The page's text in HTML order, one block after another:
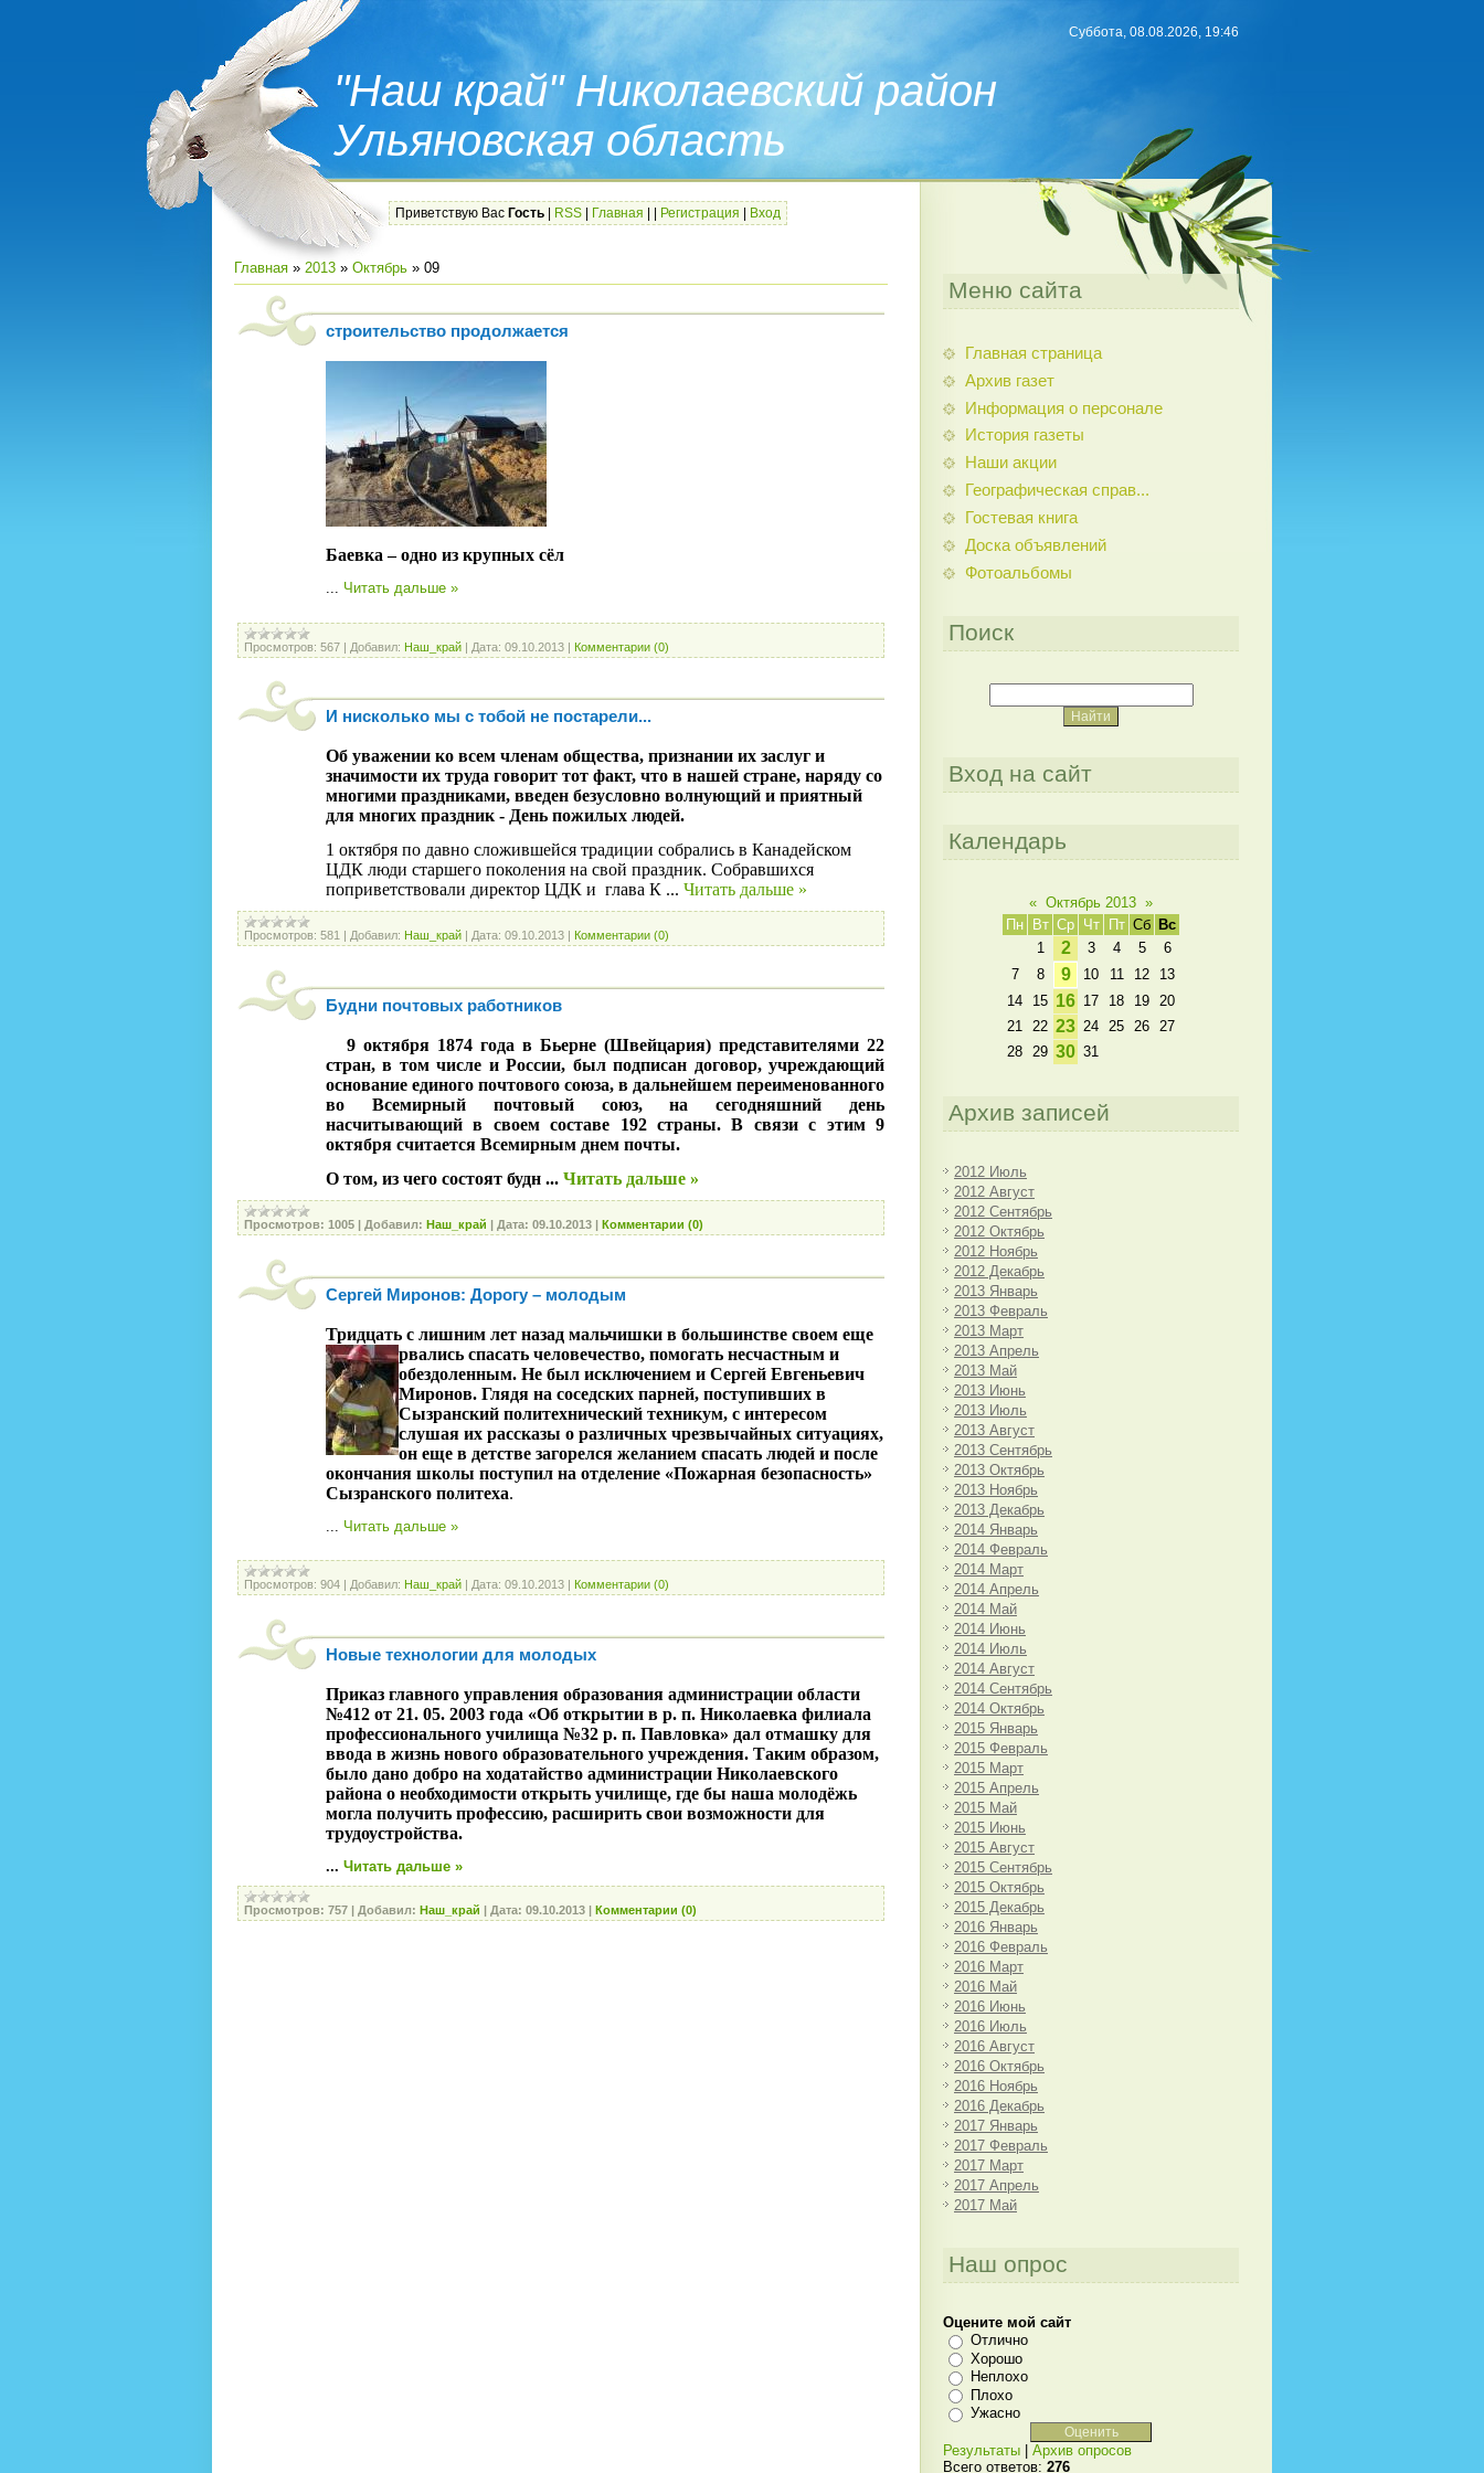
"Наш край" Николаевский район
Ульяновская область
Суббота, 08.08.2026, 19:46
Приветствую Вас Гость RSS Главная Регистрация Вход
Главная » 2013 » Октябрь » 09
строительство продолжается
Баевка – одно из крупных сёл
... Читать дальше »
Просмотров: 567 | Добавил: Наш_край | Дата: 09.10.2013 | Комментарии (0)
И нисколько мы с тобой не постарели...
Об уважении ко всем членам общества, признании их заслуг и
значимости их труда говорит тот факт, что в нашей стране, наряду со
многими праздниками, введен безусловно волнующий и приятный
для многих праздник - День пожилых людей.
1 октября по давно сложившейся традиции собрались в Канадейском
ЦДК люди старшего поколения на свой праздник. Собравшихся
поприветствовали директор ЦДК и глава К ... Читать дальше »
Просмотров: 581 | Добавил: Наш_край | Дата: 09.10.2013 | Комментарии (0)
Будни почтовых работников
9 октября 1874 года в Бьерне (Швейцария) представителями 22
стран, в том числе и России, был подписан договор, учреждающий
основание единого почтового союза, в дальнейшем переименованного
во Всемирный почтовый союз, на сегодняшний день
насчитывающий в своем составе 192 страны. В связи с этим 9
октября считается Всемирным днем почты.
О том, из чего состоят будн ... Читать дальше »
Просмотров: 1005 | Добавил: Наш_край | Дата: 09.10.2013 | Комментарии (0)
Сергей Миронов: Дорогу – молодым
Тридцать с лишним лет назад мальчишки в большинстве своем еще
рвались спасать человечество, помогать несчастным и
обездоленным. Не был исключением и Сергей Евгеньевич
Миронов. Глядя на соседских парней, поступивших в
Сызранский политехнический техникум, с интересом
слушая их рассказы о различных чрезвычайных ситуациях,
он еще в детстве загорелся желанием спасать людей и после
окончания школы поступил на отделение «Пожарная безопасность»
Сызранского политеха.
Читать дальше »
Просмотров: 904 Добавил: Наш_край Дата: 09.10.2013 Комментарии (0)
Новые технологии для молодых
Приказ главного управления образования администрации области
№412 от 21. 05. 2003 года «Об открытии в р. п. Николаевка филиала
профессионального училища №32 р. п. Павловка» дал отмашку для
ввода в жизнь нового образовательного учреждения. Таким образом,
было дано добро на ходатайство администрации Николаевского
района о необходимости открыть училище, где бы наша молодёжь
могла получить профессию, расширить свои возможности для
трудоустройства.
... Читать дальше »
Просмотров: 757 | Добавил: Наш_край | Дата: 09.10.2013 | Комментарии (0)
Меню сайта
Главная страница
Архив газет
Информация о персонале
История газеты
Наши акции
Географическая справ...
Гостевая книга
Доска объявлений
Фотоальбомы
Поиск
Вход на сайт
Календарь
« Октябрь 2013 »
Пн
Вт Ср Чт Пт Сб Вс
1
2 3 4 5
6
7
8 9 10 11 12
13
14
15 16 17 18 19
20
21
22 23 24 25 26
27
28
29 30 31
Архив записей
2012 Июль
2012 Август
2012 Сентябрь
2012 Октябрь
2012 Ноябрь
2012 Декабрь
2013 Январь
2013 Февраль
2013 Март
2013 Апрель
2013 Май
2013 Июнь
2013 Июль
2013 Август
2013 Сентябрь
2013 Октябрь
2013 Ноябрь
2013 Декабрь
2014 Январь
2014 Февраль
2014 Март
2014 Апрель
2014 Май
2014 Июнь
2014 Июль
2014 Август
2014 Сентябрь
2014 Октябрь
2015 Январь
2015 Февраль
2015 Март
2015 Апрель
2015 Май
2015 Июнь
2015 Август
2015 Сентябрь
2015 Октябрь
2015 Декабрь
2016 Январь
2016 Февраль
2016 Март
2016 Май
2016 Июнь
2016 Июль
2016 Август
2016 Октябрь
2016 Ноябрь
2016 Декабрь
2017 Январь
2017 Февраль
2017 Март
2017 Апрель
2017 Май
Наш опрос
Оцените мой сайт
Отлично
Хорошо
Неплохо
Плохо
Ужасно
Результаты
Архив опросов
Всего ответов: 276